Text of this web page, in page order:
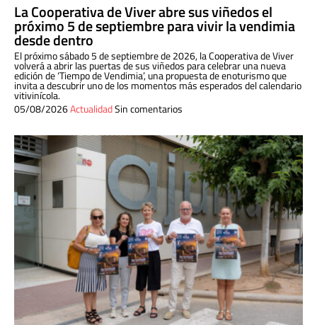
La Cooperativa de Viver abre sus viñedos el
próximo 5 de septiembre para vivir la vendimia
desde dentro
El próximo sábado 5 de septiembre de 2026, la Cooperativa de Viver
volverá a abrir las puertas de sus viñedos para celebrar una nueva
edición de ‘Tiempo de Vendimia’, una propuesta de enoturismo que
invita a descubrir uno de los momentos más esperados del calendario
vitivinícola.
05/08/2026ActualidadSin comentarios